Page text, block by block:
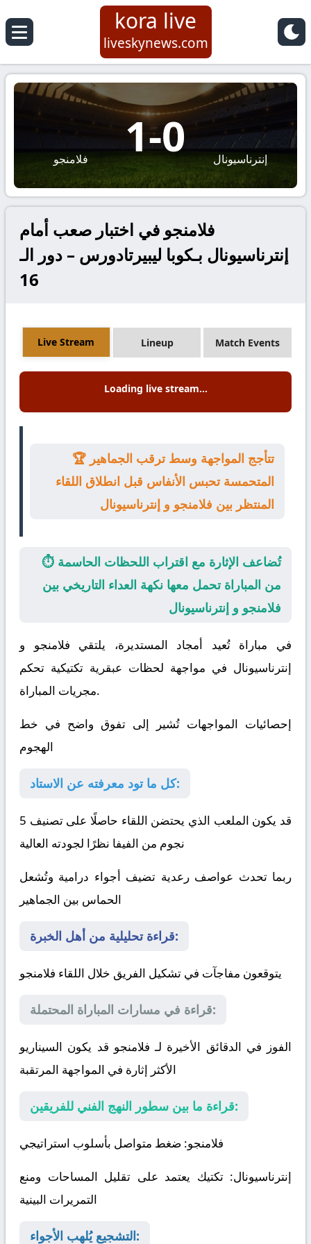
kora live
liveskynews.com
فلامنجو 1-0 إنترناسيونال
فلامنجو في اختبار صعب أمام
إنترناسيونال بـكوبا ليبيرتادورس – دور الـ
16
Live Stream Lineup Match Events
Loading live stream...
🏆 تتأجج المواجهة وسط ترقب الجماهير
المتحمسة تحبس الأنفاس قبل انطلاق اللقاء
المنتظر بين فلامنجو و إنترناسيونال
⏱️ تُضاعف الإثارة مع اقتراب اللحظات الحاسمة
من المباراة تحمل معها نكهة العداء التاريخي بين
فلامنجو و إنترناسيونال
في مباراة تُعيد أمجاد المستديرة، يلتقي فلامنجو و
إنترناسيونال في مواجهة لحظات عبقرية تكتيكية تحكم
مجريات المباراة.
إحصائيات المواجهات تُشير إلى تفوق واضح في خط
الهجوم
كل ما تود معرفته عن الاستاد:
قد يكون الملعب الذي يحتضن اللقاء حاصلًا على تصنيف 5
نجوم من الفيفا نظرًا لجودته العالية
ربما تحدث عواصف رعدية تضيف أجواء درامية وتُشعل
الحماس بين الجماهير
قراءة تحليلية من أهل الخبرة:
يتوقعون مفاجآت في تشكيل الفريق خلال اللقاء فلامنجو
قراءة في مسارات المباراة المحتملة:
الفوز في الدقائق الأخيرة لـ فلامنجو قد يكون السيناريو
الأكثر إثارة في المواجهة المرتقبة
قراءة ما بين سطور النهج الفني للفريقين:
فلامنجو: ضغط متواصل بأسلوب استراتيجي
إنترناسيونال: تكتيك يعتمد على تقليل المساحات ومنع
التمريرات البينية
التشجيع يُلهب الأجواء: